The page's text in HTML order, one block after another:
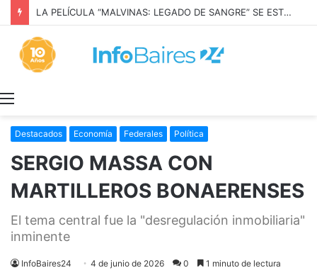
LA PELÍCULA “MALVINAS: LEGADO DE SANGRE” SE ESTRENARÁ EN PRIME VIDEO
Destacados Economía Federales Política
SERGIO MASSA CON
MARTILLEROS BONAERENSES
El tema central fue la "desregulación inmobiliaria"
inminente
InfoBaires24 4 de junio de 2026 0 1 minuto de lectura